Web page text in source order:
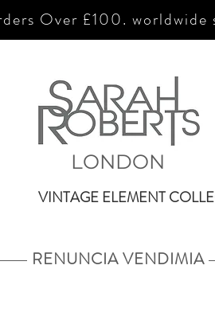
Over £100.
VINTAGE ELEMENT
LONDON
RENUNCIA VENDIMIA